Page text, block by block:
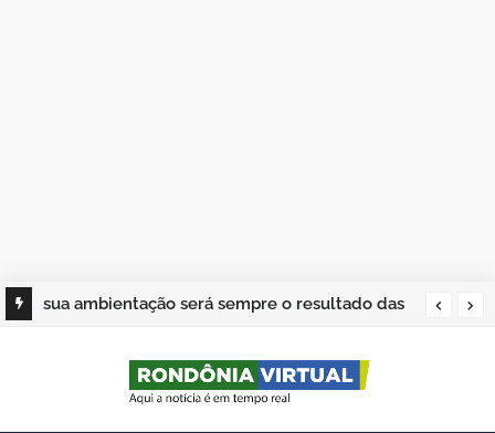
sua ambientação será sempre o resultado das